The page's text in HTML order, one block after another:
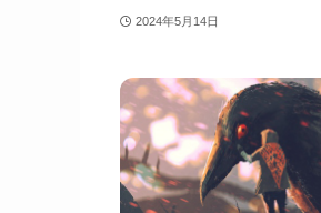
2024年5月14日